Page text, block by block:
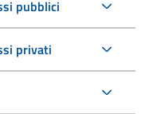
pubblici
privati